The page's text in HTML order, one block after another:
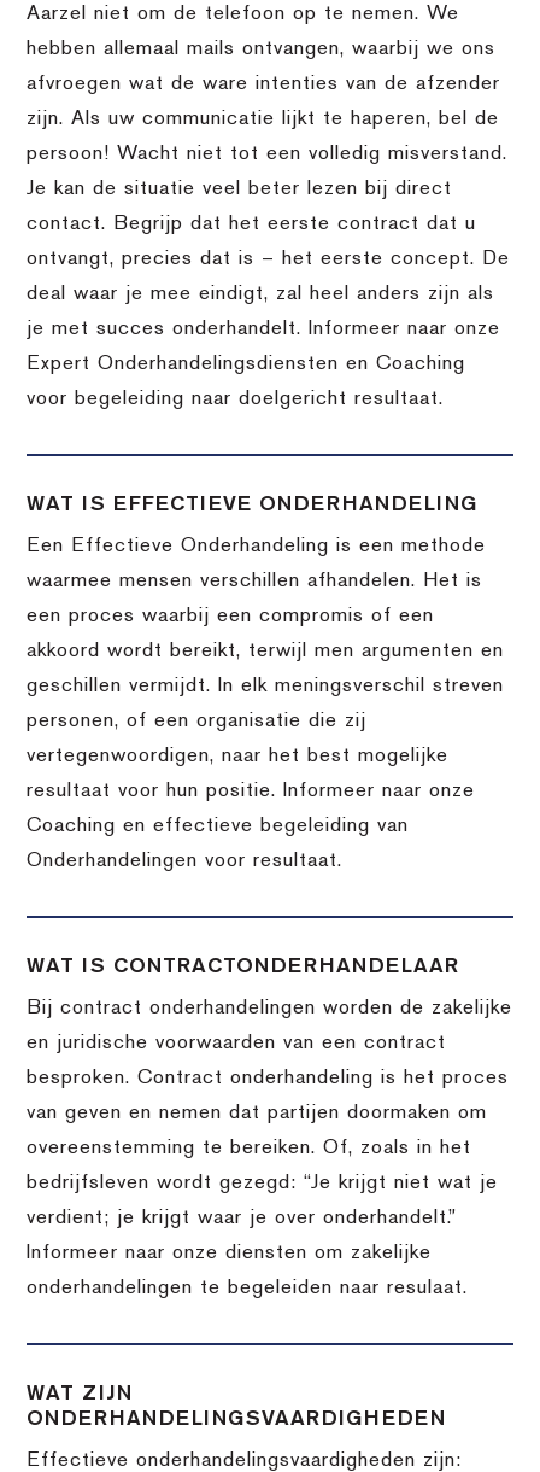
Aarzel niet om de telefoon op te nemen. We
hebben allemaal mails ontvangen, waarbij we ons
afvroegen wat de ware intenties van de afzender
zijn. Als uw communicatie lijkt te haperen, bel de
persoon! Wacht niet tot een volledig misverstand.
Je kan de situatie veel beter lezen bij direct
contact. Begrijp dat het eerste contract dat u
ontvangt, precies dat is – het eerste concept. De
deal waar je mee eindigt, zal heel anders zijn als
je met succes onderhandelt. Informeer naar onze
Expert Onderhandelingsdiensten en Coaching
voor begeleiding naar doelgericht resultaat.
WAT IS EFFECTIEVE ONDERHANDELING
Een Effectieve Onderhandeling is een methode
waarmee mensen verschillen afhandelen. Het is
een proces waarbij een compromis of een
akkoord wordt bereikt, terwijl men argumenten en
geschillen vermijdt. In elk meningsverschil streven
personen, of een organisatie die zij
vertegenwoordigen, naar het best mogelijke
resultaat voor hun positie. Informeer naar onze
Coaching en effectieve begeleiding van
Onderhandelingen voor resultaat.
WAT IS CONTRACTONDERHANDELAAR
Bij contract onderhandelingen worden de zakelijke
en juridische voorwaarden van een contract
besproken. Contract onderhandeling is het proces
van geven en nemen dat partijen doormaken om
overeenstemming te bereiken. Of, zoals in het
bedrijfsleven wordt gezegd: “Je krijgt niet wat je
verdient; je krijgt waar je over onderhandelt.”
Informeer naar onze diensten om zakelijke
onderhandelingen te begeleiden naar resulaat.
WAT ZIJN
ONDERHANDELINGSVAARDIGHEDEN
Effectieve onderhandelingsvaardigheden zijn: